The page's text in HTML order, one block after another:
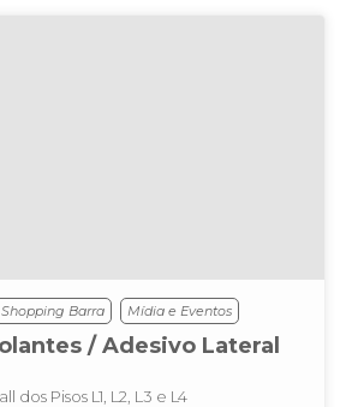
Shopping Barra Mídia e Eventos
/ Adesivo Lateral
dos Pisos L1, L2, L3 e L4